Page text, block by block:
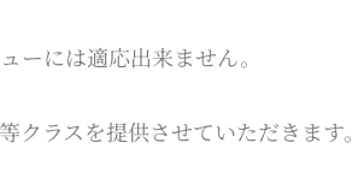
には適応出来ません。
ラスを提供させていただきます。